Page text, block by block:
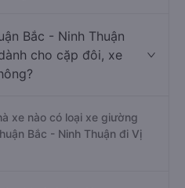
Bắc - Ninh Thuận
cho cặp đôi, xe
xe nào có loại xe giường
Bắc - Ninh Thuận đi Vị